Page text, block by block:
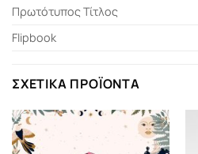
Πρωτότυπος Τίτλος
Flipbook
ΣΧΕΤΙΚΆ ΠΡΟΪΌΝΤΑ